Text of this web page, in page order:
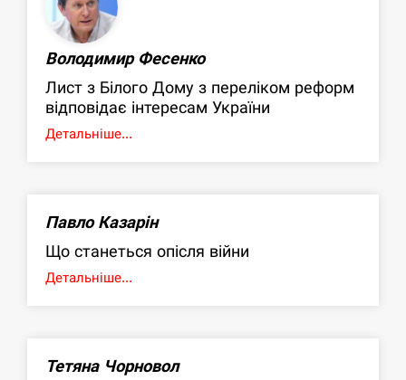
Володимир Фесенко
Лист з Білого Дому з переліком реформ
відповідає інтересам України
Детальніше...
Павло Казарін
Що станеться опісля війни
Детальніше...
Тетяна Чорновол